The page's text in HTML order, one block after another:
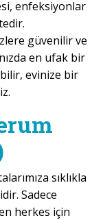
enfeksiyonlar
güvenilir ve
en ufak bir
evinize bir
sıklıkla
Sadece
herkes için